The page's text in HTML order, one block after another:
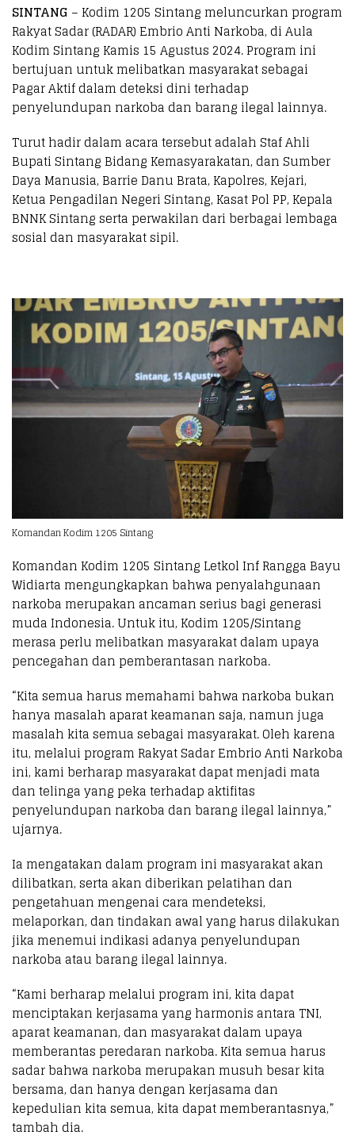
SINTANG – Kodim 1205 Sintang meluncurkan program
Rakyat Sadar (RADAR) Embrio Anti Narkoba, di Aula
Kodim Sintang Kamis 15 Agustus 2024. Program ini
bertujuan untuk melibatkan masyarakat sebagai
Pagar Aktif dalam deteksi dini terhadap
penyelundupan narkoba dan barang ilegal lainnya.
Turut hadir dalam acara tersebut adalah Staf Ahli
Bupati Sintang Bidang Kemasyarakatan, dan Sumber
Daya Manusia, Barrie Danu Brata, Kapolres, Kejari,
Ketua Pengadilan Negeri Sintang, Kasat Pol PP, Kepala
BNNK Sintang serta perwakilan dari berbagai lembaga
sosial dan masyarakat sipil.
Komandan Kodim 1205 Sintang
Komandan Kodim 1205 Sintang Letkol Inf Rangga Bayu
Widiarta mengungkapkan bahwa penyalahgunaan
narkoba merupakan ancaman serius bagi generasi
muda Indonesia. Untuk itu, Kodim 1205/Sintang
merasa perlu melibatkan masyarakat dalam upaya
pencegahan dan pemberantasan narkoba.
“Kita semua harus memahami bahwa narkoba bukan
hanya masalah aparat keamanan saja, namun juga
masalah kita semua sebagai masyarakat. Oleh karena
itu, melalui program Rakyat Sadar Embrio Anti Narkoba
ini, kami berharap masyarakat dapat menjadi mata
dan telinga yang peka terhadap aktifitas
penyelundupan narkoba dan barang ilegal lainnya,”
ujarnya.
Ia mengatakan dalam program ini masyarakat akan
dilibatkan, serta akan diberikan pelatihan dan
pengetahuan mengenai cara mendeteksi,
melaporkan, dan tindakan awal yang harus dilakukan
jika menemui indikasi adanya penyelundupan
narkoba atau barang ilegal lainnya.
“Kami berharap melalui program ini, kita dapat
menciptakan kerjasama yang harmonis antara TNI,
aparat keamanan, dan masyarakat dalam upaya
memberantas peredaran narkoba. Kita semua harus
sadar bahwa narkoba merupakan musuh besar kita
bersama, dan hanya dengan kerjasama dan
kepedulian kita semua, kita dapat memberantasnya,”
tambah dia.